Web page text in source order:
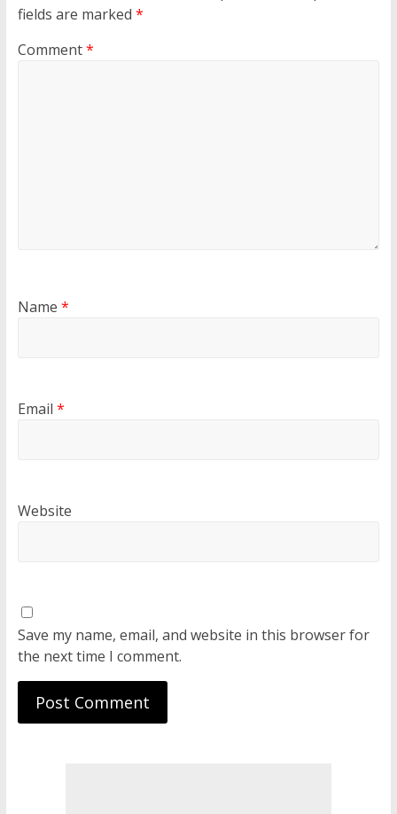
fields are marked *
Comment*
Name *
Email *
Website
Save my name, email, and website in this browser for
the next time I comment.